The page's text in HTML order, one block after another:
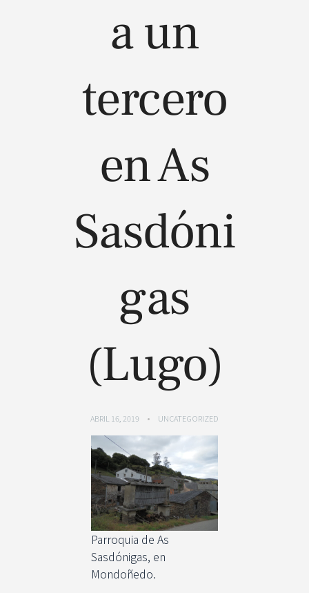
a un
tercero
en As
Sasdóni
gas
(Lugo)
ABRIL 16, 2019 UNCATEGORIZED
Parroquia de As
Sasdónigas, en
Mondoñedo.